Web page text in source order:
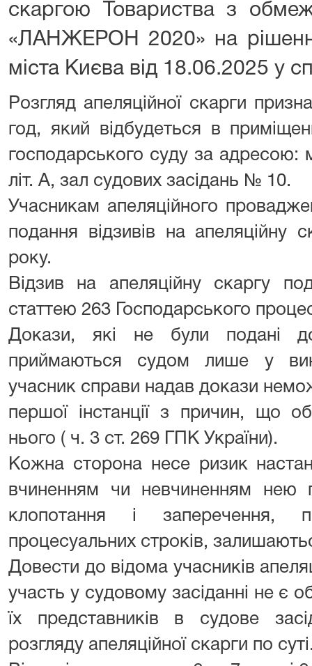
скаргою Товариства з
«ЛАНЖЕРОН 2020» на
міста Києва від 18.06.2025 у
Розгляд апеляційної скарги
год, який відбудеться в
господарського суду за
літ. А, зал судових засідань № 10.
Учасникам апеляційного
подання відзивів на апеляційну
року.
Відзив на апеляційну скаргу
статтею 263 Господарського
Докази, які не були подані
приймаються судом лише у
учасник справи надав докази
першої інстанції з причин, що
нього ( ч. 3 ст. 269 ГПК України).
Кожна сторона несе ризик
вчиненням чи невчиненням нею
клопотання і заперечення,
процесуальних строків,
Довести до відома учасників
участь у судовому засіданні не є
їх представників в судове
розгляду апеляційної скарги по